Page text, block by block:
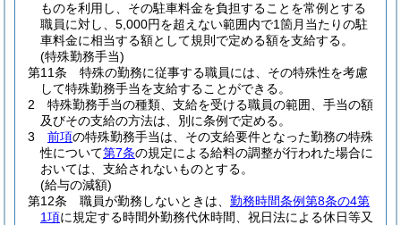
ものを利用し、その駐車料金を負担することを常例とする
職員に対し、5,000円を超えない範囲内で1箇月当たりの駐
車料金に相当する額として規則で定める額を支給する。
(特殊勤務手当)
第11条
特殊の勤務に従事する職員には、その特殊性を考慮
して特殊勤務手当を支給することができる。
2
特殊勤務手当の種類、支給を受ける職員の範囲、手当の額
及びその支給の方法は、別に条例で定める。
3
前項の特殊勤務手当は、その支給要件となった勤務の特殊
性について第7条の規定による給料の調整が行われた場合に
おいては、支給されないものとする。
(給与の減額)
第12条
職員が勤務しないときは、 勤務時間条例第8条の4第
1項に規定する時間外勤務代休時間、祝日法による休日等又